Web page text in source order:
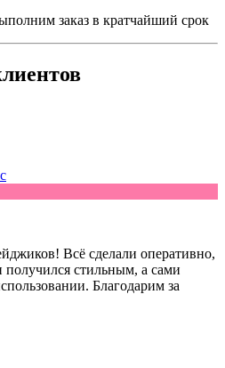
заказ в кратчайший срок
Всё сделали оперативно,
получился стильным, а сами
Благодарим за